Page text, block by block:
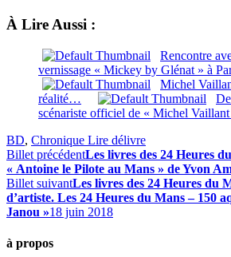
À Lire Aussi :
Rencontre
vernissage « Mickey by Glénat » à
Michel
réalité…
scénariste officiel de « Michel
BD, Chronique Lire délivre
Billet précédentLes livres des 24 Heures
« Antoine le Pilote au Mans » de Yvon
Billet suivantLes livres des 24 Heures du
d’artiste. Les 24 Heures du Mans – 150
Janou »18 juin 2018
à propos